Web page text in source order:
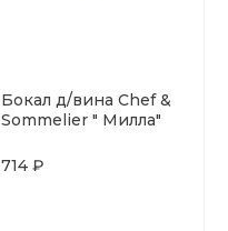
Бокал д/вина Chef &
Sommelier " Милла"
h=240 мм. .
714 ₽